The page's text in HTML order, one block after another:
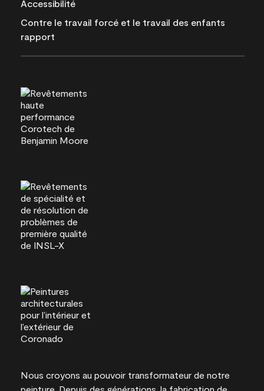
Accessibilité
Contre le travail forcé et le travail des enfants
rapport
Nous croyons au pouvoir transformateur de notre
peinture. Depuis des générations, la fabrication de